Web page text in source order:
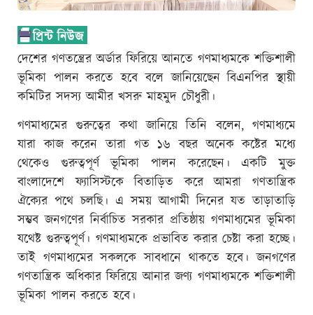
দেশের গণতন্ত্রের অর্ডার ফিরিয়ে আনতে গণমাধ্যমকে শক্তিশালী
ভূমিকা পালন করতে হবে বলে জানিয়েছেন বিএনপির স্থায়ী
কমিটির সদস্য আমীর খসরু মাহমুদ চৌধুরী।
গণমাধ্যমের গুরুত্বের কথা জানিয়ে তিনি বলেন, গণমাধ্যমে
যারা কাজ করেন তারা গত ১৬ বছর অনেক কষ্টের মধ্যে
থেকেও গুরুত্বপূর্ণ ভূমিকা পালন করেছেন। একটি মুক্ত
বাংলাদেশে ফ্যাসিস্টকে বিতাড়িত করে আমরা গণতান্ত্রিক
ঐক্যের পথে চলছি। এ সময় আগামী দিনের যত তাড়াতাড়ি
সম্ভব জনগণের নির্বাচিত সরকার প্রতিষ্ঠায় গণমাধ্যমের ভূমিকা
যথেষ্ট গুরুত্বপূর্ণ। গণমাধ্যমকে প্রভাবিত করার চেষ্টা করা হচ্ছে।
তাই গণমাধ্যমের সকলকে সাবধানে থাকতে হবে। জনগণের
গণতান্ত্রিক অধিকার ফিরিয়ে আনার জণ্য গণমাধ্যমকে শক্তিশালী
ভূমিকা পালন করতে হবে।